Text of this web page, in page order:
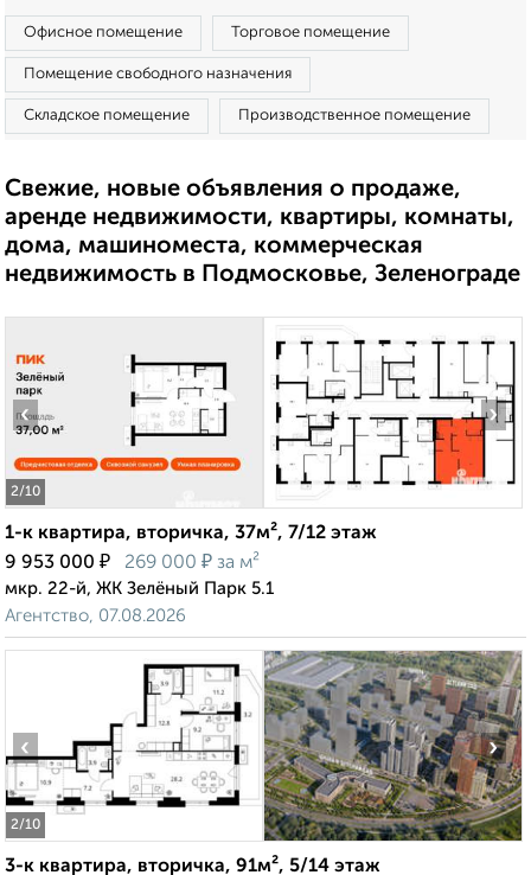
Офисное помещение Торговое помещение
Помещение свободного назначения
Складское помещение Производственное помещение
Свежие, новые объявления о продаже,
аренде недвижимости, квартиры, комнаты,
дома, машиноместа, коммерческая
недвижимость в Подмосковье, Зеленограде
2/10
‹ ›
1-к квартира, вторичка, 37м², 7/12 этаж
9 953 000 ₽ 269 000 ₽ за м²
мкр. 22-й, ЖК Зелёный Парк 5.1
Агентство, 07.08.2026
2/10
‹ ›
3-к квартира, вторичка, 91м², 5/14 этаж